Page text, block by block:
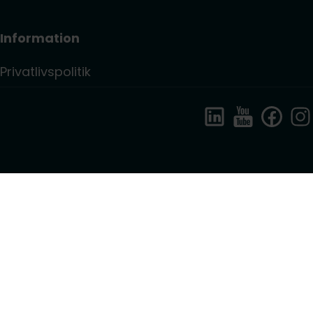
Information
Privatlivspolitik